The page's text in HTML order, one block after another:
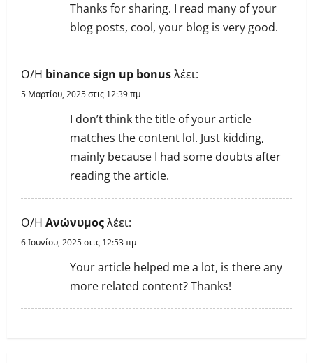
o
n
Thanks for sharing. I read many of your
blog posts, cool, your blog is very good.
Ο/Η binance sign up bonusλέει:
5 Μαρτίου, 2025 στις 12:39 πμ
I don’t think the title of your article
matches the content lol. Just kidding,
mainly because I had some doubts after
reading the article.
Ο/Η Ανώνυμοςλέει:
6 Ιουνίου, 2025 στις 12:53 πμ
Your article helped me a lot, is there any
more related content? Thanks!